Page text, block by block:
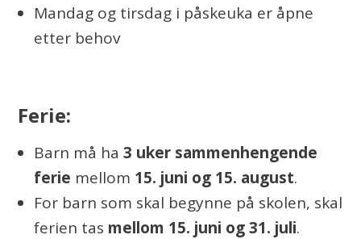
Mandag og tirsdag i påskeuka er åpne
etter behov
Ferie:
Barn må ha3 uker sammenhengende
ferie mellom 15. juni og 15. august.
For barn som skal begynne på skolen, skal
ferien tas mellom 15. juni og 31. juli.